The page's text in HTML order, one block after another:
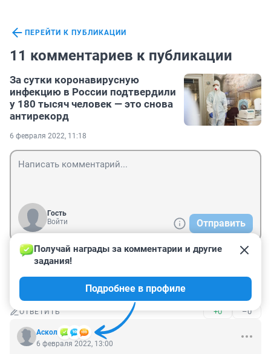
ПЕРЕЙТИ К ПУБЛИКАЦИИ
11 комментариев к публикации
За сутки коронавирусную
инфекцию в России подтвердили
у 180 тысяч человек — это снова
антирекорд
6 февраля 2022, 11:18
Гость
Войти
Отправить
Гость
Очередное кидалово народа.
ОТВЕТИТЬ +0 –0
Аскол
Получай награды за комментарии и другие
задания!
Подробнее в профиле
6 февраля 2022, 13:00